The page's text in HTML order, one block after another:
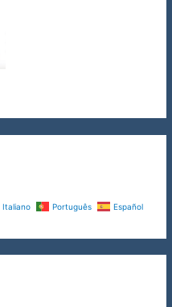
Italiano Português Español